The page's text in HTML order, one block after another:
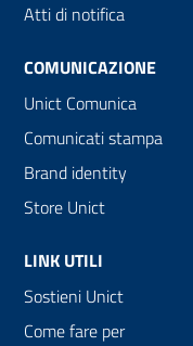
Atti di notifica
COMUNICAZIONE
Unict Comunica
Comunicati stampa
Brand identity
Store Unict
LINK UTILI
Sostieni Unict
Come fare per